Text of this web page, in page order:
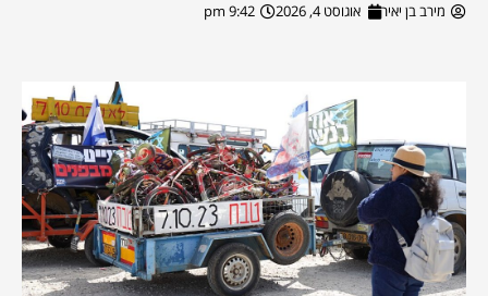
מירב בן יאיר אוגוסט 4, 2026 9:42 pm